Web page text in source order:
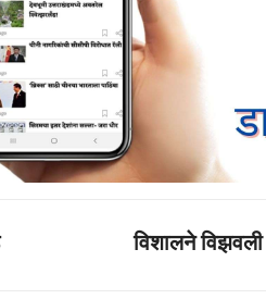
विशालने विझवली